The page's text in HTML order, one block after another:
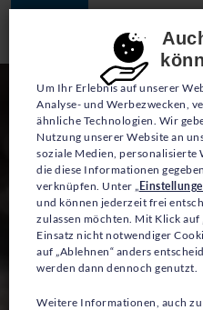
Consent-
Um Ihr Erlebnis auf unserer
Analyse- und Werbezwecken,
ähnliche Technologien. Wir
Nutzung unserer Website an
soziale Medien, personalisierte
die diese Informationen
verknüpfen. Unter „
und können jederzeit frei
zulassen möchten. Mit Klick auf
Einsatz nicht notwendiger
auf „Ablehnen“ anders
werden dann dennoch genutzt.
Weitere Informationen, auch